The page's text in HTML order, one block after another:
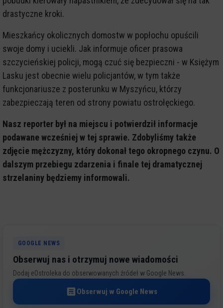
drastyczne kroki.
Mieszkańcy okolicznych domostw w popłochu opuścili
swoje domy i uciekli. Jak informuje oficer prasowa
szczycieńskiej policji, mogą czuć się bezpieczni - w Księżym
Lasku jest obecnie wielu policjantów, w tym także
funkcjonariusze z posterunku w Myszyńcu, którzy
zabezpieczają teren od strony powiatu ostrołęckiego.
Nasz reporter był na miejscu i potwierdził informacje
podawane wcześniej w tej sprawie. Zdobyliśmy także
zdjęcie mężczyzny, który dokonał tego okropnego czynu. O
dalszym przebiegu zdarzenia i finale tej dramatycznej
strzelaniny będziemy informowali.
GOOGLE NEWS
Obserwuj nas i otrzymuj nowe wiadomości
Dodaj eOstroleka do obserwowanych źródeł w Google News.
Obserwuj w Google News